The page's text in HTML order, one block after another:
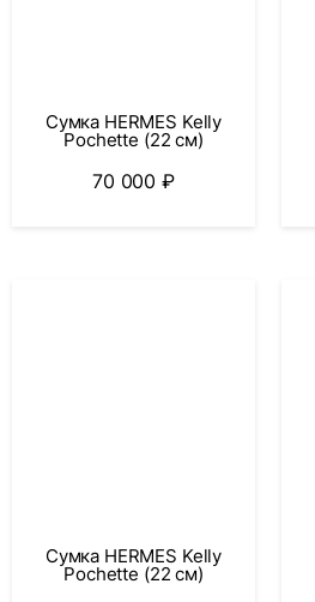
Сумка HERMES Kelly
Pochette (22 см)
70 000₽
Сумка HERMES Kelly
Pochette (22 см)